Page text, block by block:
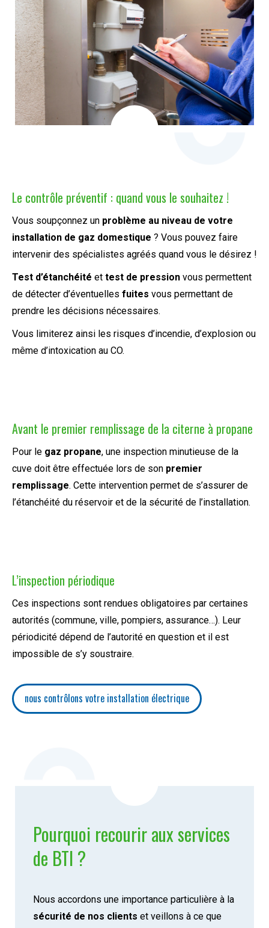
Le contrôle préventif : quand vous le souhaitez !
Vous soupçonnez un problème au niveau de votre
installation de gaz domestique ? Vous pouvez faire
intervenir des spécialistes agréés quand vous le désirez !
Test d’étanchéité et test de pression vous permettent
de détecter d’éventuelles fuites vous permettant de
prendre les décisions nécessaires.
Vous limiterez ainsi les risques d’incendie, d’explosion ou
même d’intoxication au CO.
Avant le premier remplissage de la citerne à propane
Pour le gaz propane, une inspection minutieuse de la
cuve doit être effectuée lors de son premier
remplissage. Cette intervention permet de s’assurer de
l’étanchéité du réservoir et de la sécurité de l’installation.
L’inspection périodique
Ces inspections sont rendues obligatoires par certaines
autorités (commune, ville, pompiers, assurance…). Leur
périodicité dépend de l’autorité en question et il est
impossible de s’y soustraire.
nous contrôlons votre installation électrique
Pourquoi recourir aux services
de BTI ?
Nous accordons une importance particulière à la
sécurité de nos clients et veillons à ce que